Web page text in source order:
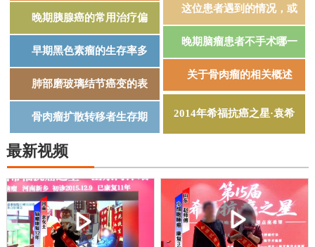
这位患者遇到的情况，或
晚期胰腺癌的常用治疗偏
晚期脑瘤患者不手术哪一
早期黑色素瘤的生存率多
关于骨肉瘤的相关概述
肺部磨玻璃结节癌变的表
骨肉瘤扩散转移者生存期 2014年希福抗癌之星·袁希
最新视频